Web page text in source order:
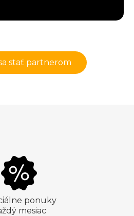
stať partnerom
ponuky
mesiac